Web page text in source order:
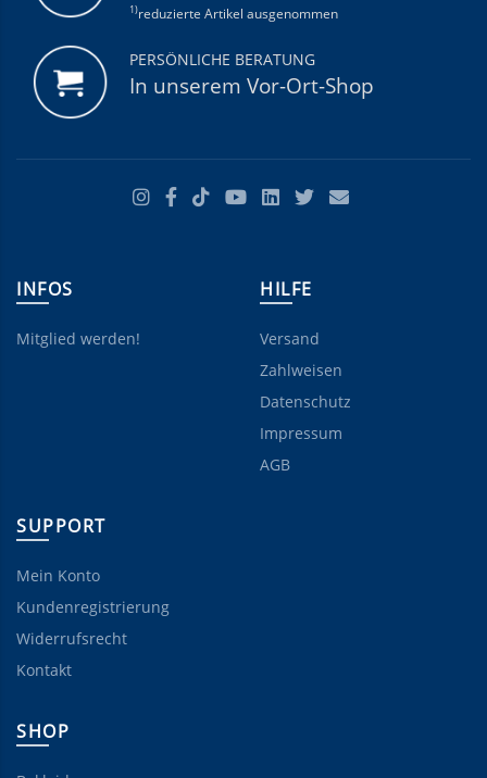
1)reduzierte Artikel ausgenommen
PERSÖNLICHE BERATUNG
In unserem Vor-Ort-Shop
INFOS
Mitglied werden!
HILFE
Versand
Zahlweisen
Datenschutz
Impressum
AGB
SUPPORT
Mein Konto
Kundenregistrierung
Widerrufsrecht
Kontakt
SHOP